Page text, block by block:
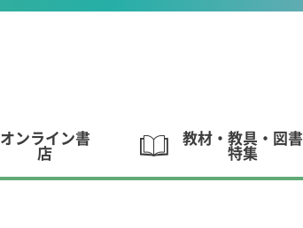
オンライン書
店
教材・教具・図書
特集